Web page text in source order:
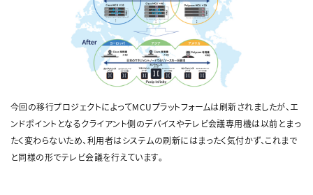
今回の移行プロジェクトによってMCUプラットフォームは刷新されましたが、エ
ンドポイントとなるクライアント側のデバイスやテレビ会議専用機は以前とまっ
たく変わらないため、利用者はシステムの刷新にはまったく気付かず、これまで
と同様の形でテレビ会議を行えています。